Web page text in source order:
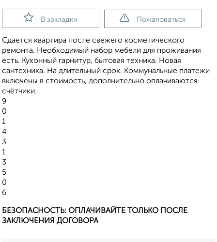
В закладки Пожаловаться
Сдается квартира после свежего косметического
ремонта. Необходимый набор мебели для проживания
есть. Кухонный гарнитур, бытовая техника. Новая
сантехника. На длительный срок. Коммунальные платежи
включены в стоимость, дополнительно оплачиваются
счётчики.
9
0
1
4
3
1
3
5
0
6
БЕЗОПАСНОСТЬ: ОПЛАЧИВАЙТЕ ТОЛЬКО ПОСЛЕ
ЗАКЛЮЧЕНИЯ ДОГОВОРА